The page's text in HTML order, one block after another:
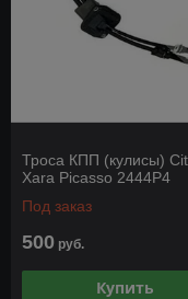
Троса КПП (кулисы)
Xara Picasso 2444P4
Под заказ
500 руб.
Купить